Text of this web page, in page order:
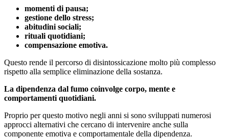
momenti di pausa;
gestione dello stress;
abitudini sociali;
rituali quotidiani;
compensazione emotiva.
Questo rende il percorso di disintossicazione molto più complesso
rispetto alla semplice eliminazione della sostanza.
La dipendenza dal fumo coinvolge corpo, mente e
comportamenti quotidiani.
Proprio per questo motivo negli anni si sono sviluppati numerosi
approcci alternativi che cercano di intervenire anche sulla
componente emotiva e comportamentale della dipendenza.